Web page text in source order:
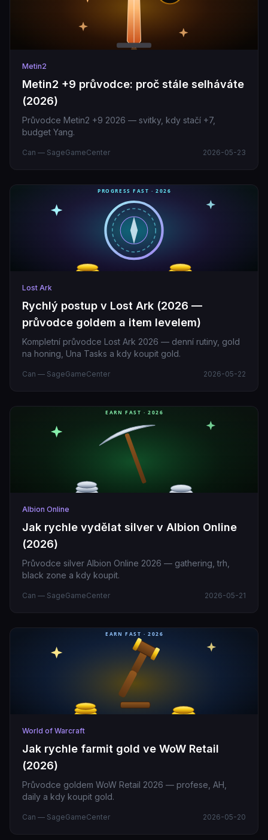
Metin2
Metin2 +9 průvodce: proč stále selháváte
(2026)
Průvodce Metin2 +9 2026 — svitky, kdy stačí +7,
budget Yang.
Can — SageGameCenter 2026-05-23
Lost Ark
Rychlý postup v Lost Ark (2026 —
průvodce goldem a item levelem)
Kompletní průvodce Lost Ark 2026 — denní rutiny, gold
na honing, Una Tasks a kdy koupit gold.
Can — SageGameCenter 2026-05-22
Albion Online
Jak rychle vydělat silver v Albion Online
(2026)
Průvodce silver Albion Online 2026 — gathering, trh,
black zone a kdy koupit.
Can — SageGameCenter 2026-05-21
World of Warcraft
Jak rychle farmit gold ve WoW Retail
(2026)
Průvodce goldem WoW Retail 2026 — profese, AH,
daily a kdy koupit gold.
Can — SageGameCenter 2026-05-20